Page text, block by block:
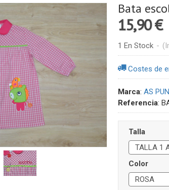
Bata
15,90 €
1 En Stock -
Costes de
Marca: AS
Referencia:
Talla
Color